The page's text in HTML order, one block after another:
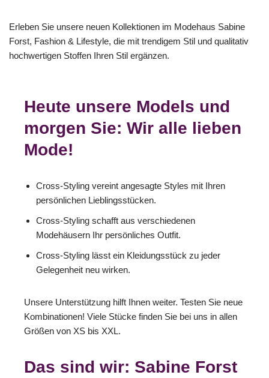
Erleben Sie unsere neuen Kollektionen im Modehaus Sabine
Forst, Fashion & Lifestyle, die mit trendigem Stil und qualitativ
hochwertigen Stoffen Ihren Stil ergänzen.
Heute unsere Models und
morgen Sie: Wir alle lieben
Mode!
Cross-Styling vereint angesagte Styles mit Ihren
persönlichen Lieblingsstücken.
Cross-Styling schafft aus verschiedenen
Modehäusern Ihr persönliches Outfit.
Cross-Styling lässt ein Kleidungsstück zu jeder
Gelegenheit neu wirken.
Unsere Unterstützung hilft Ihnen weiter. Testen Sie neue
Kombinationen! Viele Stücke finden Sie bei uns in allen
Größen von XS bis XXL.
Das sind wir: Sabine Forst